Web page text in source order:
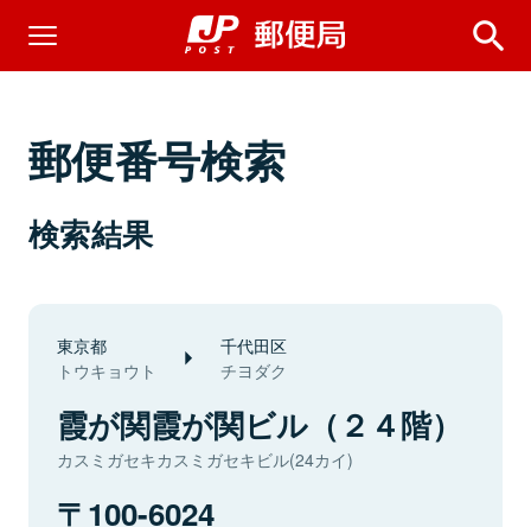
郵便番号検索
検索結果
東京都
トウキョウト
千代田区
チヨダク
霞が関霞が関ビル（２４階）
カスミガセキカスミガセキビル(24カイ)
100-6024